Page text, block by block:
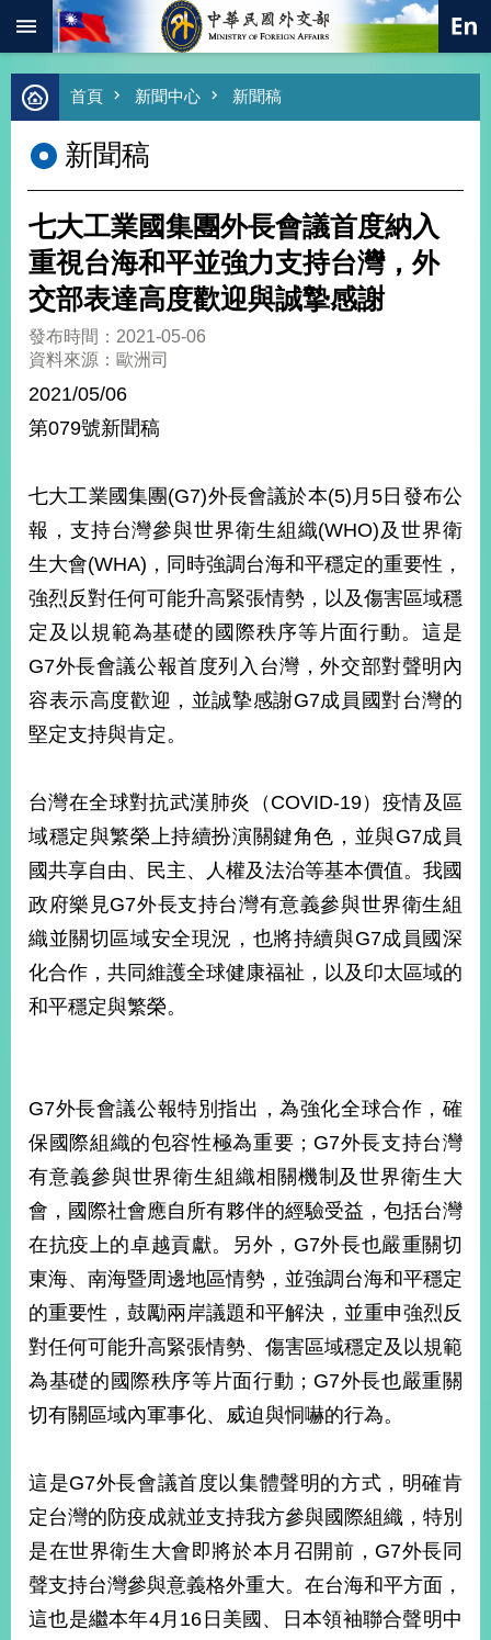
跳到主要內容區塊
進
階
尋
熱
總
合
外
交
值
經
濟
不
落
國
台
海
和
平
護
回
頁
網
站
導
覽
關
於
本
部
心
外
交
資
訊
國
與
地
區
國
播
政
府
資
訊
公
首頁 新聞中心 新聞稿
新聞稿
七大工業國集團外長會議首度納入
重視台海和平並強力支持台灣，外
交部表達高度歡迎與誠摯感謝
發布時間：2021-05-06
資料來源：歐洲司
2021/05/06
第079號新聞稿
七大工業國集團(G7)外長會議於本(5)月5日發布公
報，支持台灣參與世界衛生組織(WHO)及世界衛
生大會(WHA)，同時強調台海和平穩定的重要性，
強烈反對任何可能升高緊張情勢，以及傷害區域穩
定及以規範為基礎的國際秩序等片面行動。這是
G7外長會議公報首度列入台灣，外交部對聲明內
容表示高度歡迎，並誠摯感謝G7成員國對台灣的
堅定支持與肯定。
台灣在全球對抗武漢肺炎（COVID-19）疫情及區
域穩定與繁榮上持續扮演關鍵角色，並與G7成員
國共享自由、民主、人權及法治等基本價值。我國
政府樂見G7外長支持台灣有意義參與世界衛生組
織並關切區域安全現況，也將持續與G7成員國深
化合作，共同維護全球健康福祉，以及印太區域的
和平穩定與繁榮。
G7外長會議公報特別指出，為強化全球合作，確
保國際組織的包容性極為重要；G7外長支持台灣
有意義參與世界衛生組織相關機制及世界衛生大
會，國際社會應自所有夥伴的經驗受益，包括台灣
在抗疫上的卓越貢獻。另外，G7外長也嚴重關切
東海、南海暨周邊地區情勢，並強調台海和平穩定
的重要性，鼓勵兩岸議題和平解決，並重申強烈反
對任何可能升高緊張情勢、傷害區域穩定及以規範
為基礎的國際秩序等片面行動；G7外長也嚴重關
切有關區域內軍事化、威迫與恫嚇的行為。
這是G7外長會議首度以集體聲明的方式，明確肯
定台灣的防疫成就並支持我方參與國際組織，特別
是在世界衛生大會即將於本月召開前，G7外長同
聲支持台灣參與意義格外重大。在台海和平方面，
這也是繼本年4月16日美國、日本領袖聯合聲明中